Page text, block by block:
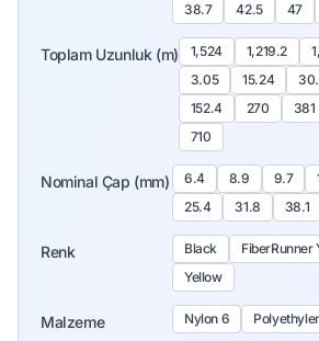
38.7
42.5 47
Toplam Uzunluk (m) 1,524 1,219.2
3.05
15.24
152.4
270 381
710
Nominal Çap (mm) 6.4 8.9 9.7
25.4
31.8 38.1
Renk Black FiberRunner
Yellow
Malzeme Nylon 6